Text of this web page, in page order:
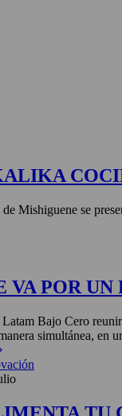
Mishiguene se
VA POR UN
Bajo Cero
simultánea, en